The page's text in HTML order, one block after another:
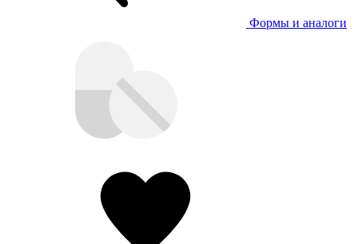
Формы и аналоги